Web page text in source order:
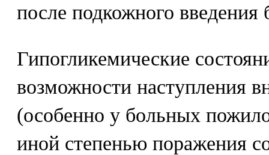
после подкожного
Гипогликемические
возможности наступления
(особенно у больных
иной степенью поражения